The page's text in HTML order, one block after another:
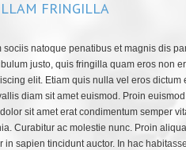
FRINGILLA
sociis natoque penatibus et magnis dis
justo, quis fringilla quam eros non
elit. Etiam quis nulla vel eros
diam sit amet euismod. Proin
sit amet erat condimentum semper
Curabitur ac molestie nunc. Proin
in sapien tincidunt auctor. In hac